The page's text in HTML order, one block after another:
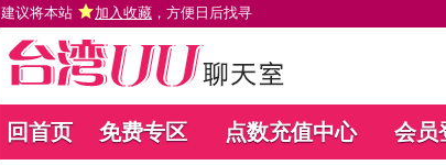
建议将本站 加入收藏 ，方便日后找寻
回首页 免费专区 点数充值中心 会员